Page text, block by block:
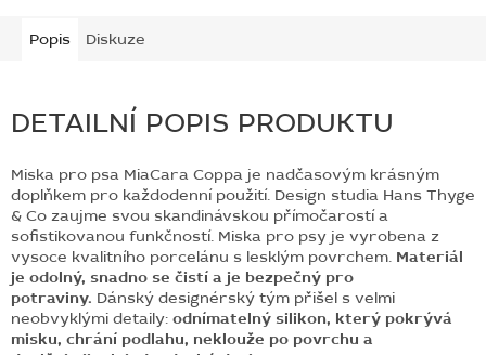
Popis Diskuze
DETAILNÍ POPIS PRODUKTU
Miska pro psa MiaCara Coppa je nadčasovým krásným
doplňkem pro každodenní použití. Design studia Hans Thyge
& Co zaujme svou skandinávskou přímočarostí a
sofistikovanou funkčností. Miska pro psy je vyrobena z
vysoce kvalitního porcelánu s lesklým povrchem. Materiál
je odolný, snadno se čistí a je bezpečný pro
potraviny. Dánský designérský tým přišel s velmi
neobvyklými detaily: odnímatelný silikon, který pokrývá
misku, chrání podlahu, neklouže po povrchu a